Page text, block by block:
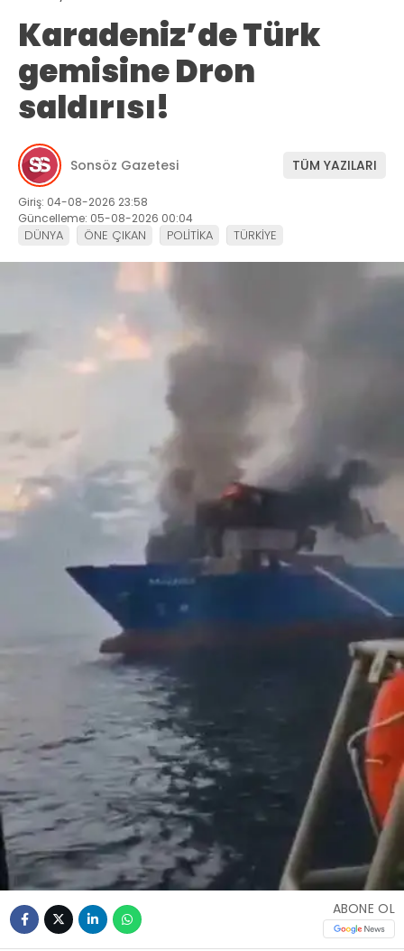
Karadeniz’de Türk
gemisine Dron
saldırısı!
Sonsöz Gazetesi TÜM YAZILARI
Giriş: 04-08-2026 23:58
Güncelleme: 05-08-2026 00:04
DÜNYA ÖNE ÇIKAN POLİTİKA TÜRKİYE
ABONE OL